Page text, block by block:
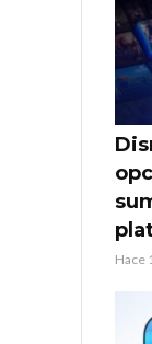
Hace